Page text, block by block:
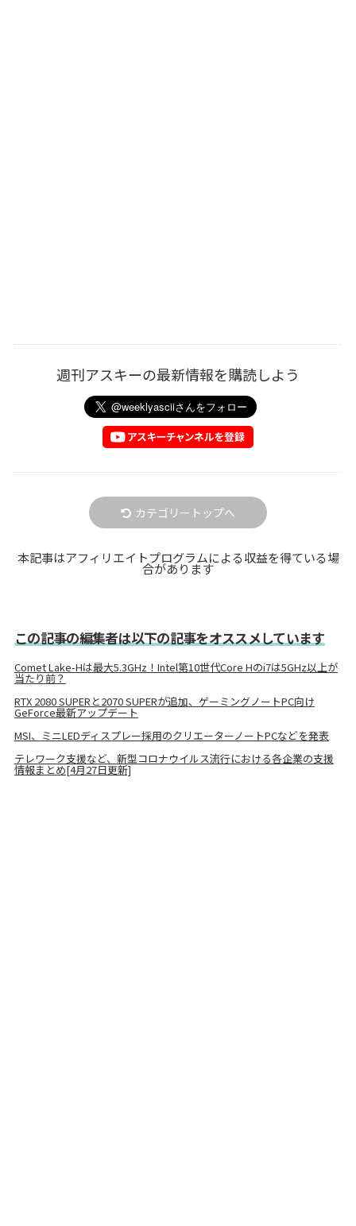
週刊アスキーの最新情報を購読しよう
カテゴリートップへ
本記事はアフィリエイトプログラムによる収益を得ている場
合があります
この記事の編集者は以下の記事をオススメしています
Comet Lake-Hは最大5.3GHz！Intel第10世代Core Hのi7は5GHz以上が
当たり前？
RTX 2080 SUPERと2070 SUPERが追加、ゲーミングノートPC向け
GeForce最新アップデート
MSI、ミニLEDディスプレー採用のクリエーターノートPCなどを発表
テレワーク支援など、新型コロナウイルス流行における各企業の支援
情報まとめ[4月27日更新]